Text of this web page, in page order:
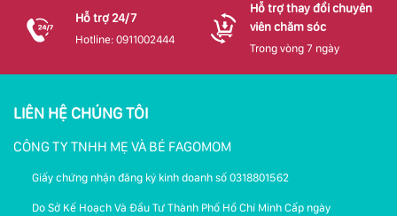
Hỗ trợ 24/7
Hotline: 0911002444
Hỗ trợ thay đổi chuyên
viên chăm sóc
Trong vòng 7 ngày
LIÊN HỆ CHÚNG TÔI
CÔNG TY TNHH MẸ VÀ BÉ FAGOMOM
Giấy chứng nhận đăng ký kinh doanh số 0318801562
Do Sở Kế Hoạch Và Đầu Tư Thành Phố Hồ Chí Minh Cấp ngày